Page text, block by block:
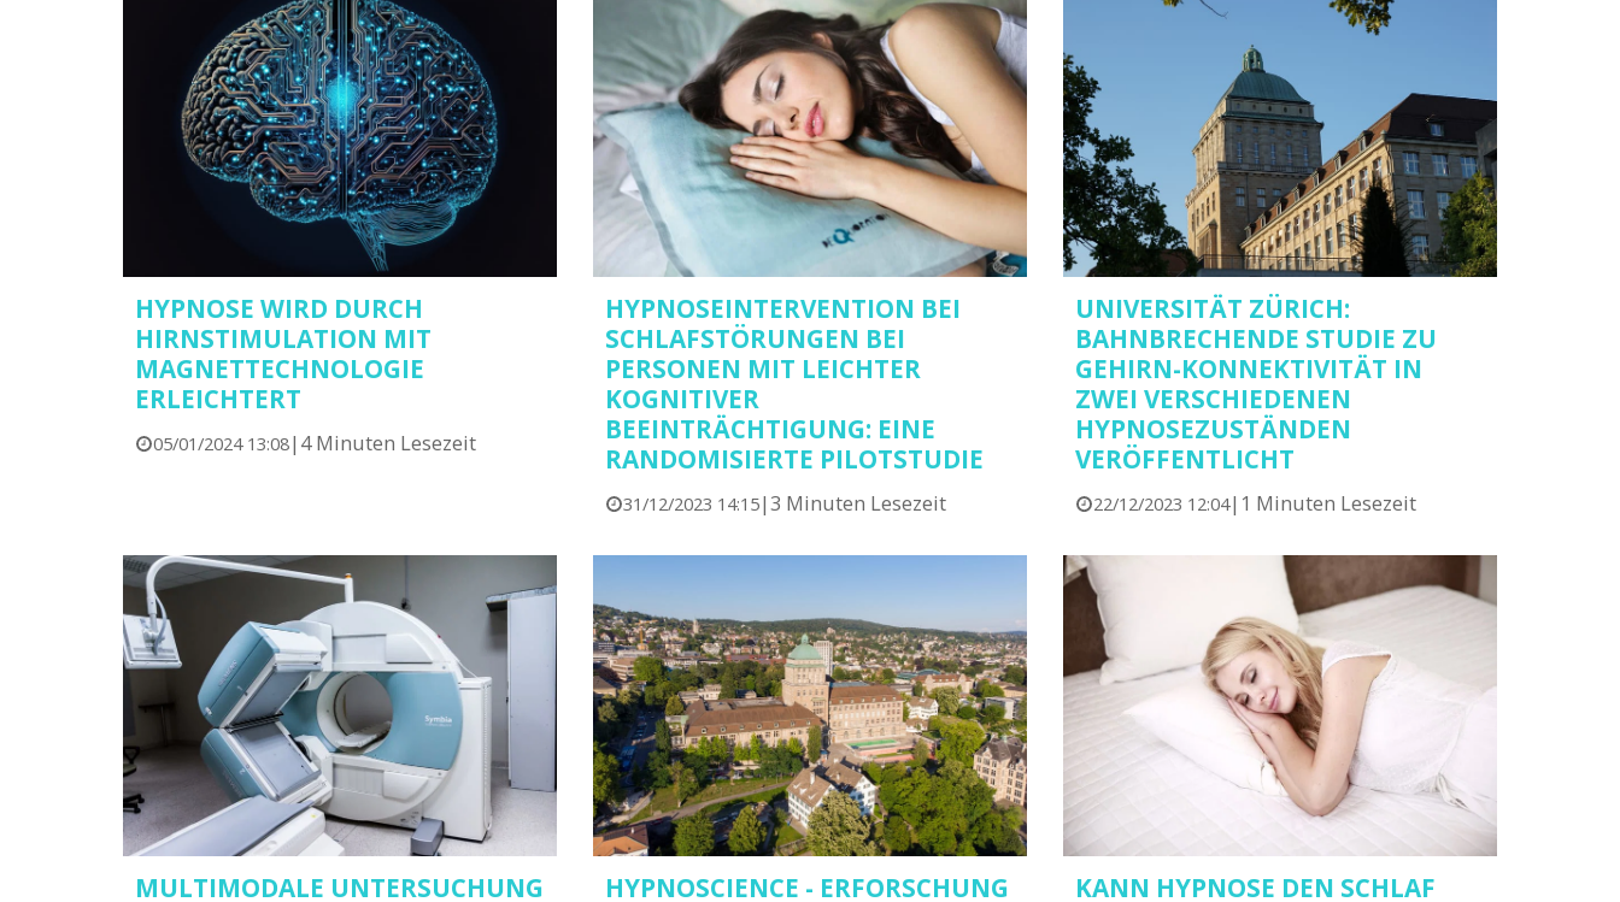
HYPNOSE WIRD DURCH
HIRNSTIMULATION MIT
MAGNETTECHNOLOGIE
ERLEICHTERT
05/01/2024 13:08| 4 Minuten Lesezeit
HYPNOSEINTERVENTION BEI
SCHLAFSTÖRUNGEN BEI
PERSONEN MIT LEICHTER
KOGNITIVER
BEEINTRÄCHTIGUNG: EINE
RANDOMISIERTE PILOTSTUDIE
31/12/2023 14:15|3 Minuten Lesezeit
UNIVERSITÄT ZÜRICH:
BAHNBRECHENDE STUDIE ZU
GEHIRN-KONNEKTIVITÄT IN
ZWEI VERSCHIEDENEN
HYPNOSEZUSTÄNDEN
VERÖFFENTLICHT
22/12/2023 12:04| 1 Minuten Lesezeit
MULTIMODALE UNTERSUCHUNG
HYPNOSCIENCE - ERFORSCHUNG
KANN HYPNOSE DEN SCHLAF